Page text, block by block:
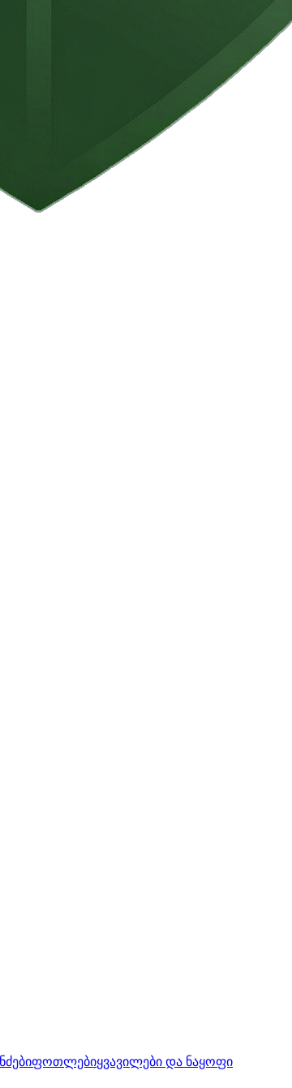
ფოთლებიყვავილები და ნაყოფი